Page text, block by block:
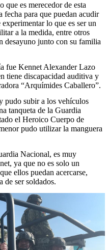
que es merecedor de esta
para que puedan acudir
lo que es ser un
a la medida, entre otros
desayuno junto con su familia
fue Kennet Alexander Lazo
tiene discapacidad auditiva y
“Arquímides Caballero”.
pudo subir a los vehículos
tanqueta de la Guardia
el Heroico Cuerpo de
pudo utilizar la manguera
Nacional, es muy
ya que no es solo un
ellos puedan acercarse,
de ser soldados.